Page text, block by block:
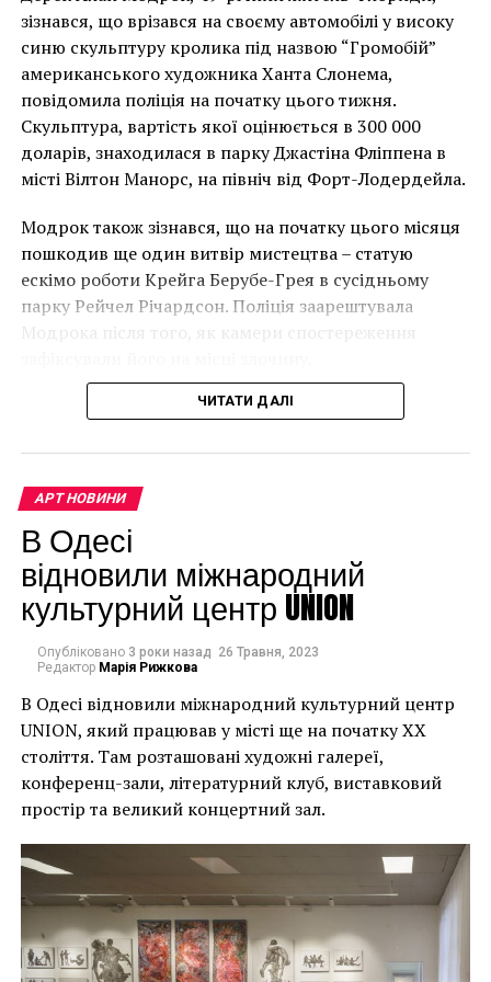
НАСТУПНА СТАТТЯ
Топ-25 самых любимых музеев в мире 2017
ПОПЕРЕДНЯ СТАТТЯ
Искусство исцеляет и… убивает
Чоловік позує під макетом чайки, яка ось-ось
накинеться на упаковку чіпсів – сюжет графіті, що
має ознаки вуличного художника Бенксі, на стіні в
Лоустофті на східному узбережжі Англії 8 серпня 2021
року. (Фото Джастіна Талліса / AFP)
В інтерв’ю “Таймс” пан Куттс сказав:
“Спочатку це було
неймовірно, але з
розвитком подій це
стало надзвичайно
впевнений, що Бенксі
усвідомлює
непередбачувані
наслідки для власників
будинків. Якби ми
могли повернути час
назад, ми б це
зробили”.
Хулігани, які намагалися зафарбувати мурал, злодії,
які відколювали зафарбовані фрагменти, щоб
продати їх у Facebook, тріщини в стіні та члени
окружної ради – це лише деякі з неприємностей, з
якими довелося зіткнутися Куттсам. Після крадіжки
їм довелося за власний кошт найняти охоронця,
який би наглядав за муралом вночі.
Єдиний вихід, кажуть Куттси, – це зняти 22-тонну
фреску, а для цього за останній місяць довелося
“зміцнити її 12 шарами смоли, скловолокна і
зізнався, що врізався на своєму автомобілі у високу
синю скульптуру кролика під назвою “Громобій”
американського художника Ханта Слонема,
повідомила поліція на початку цього тижня.
Скульптура, вартість якої оцінюється в 300 000
доларів, знаходилася в парку Джастіна Фліппена в
місті Вілтон Манорс, на північ від Форт-Лодердейла.
Модрок також зізнався, що на початку цього місяця
пошкодив ще один витвір мистецтва – статую
ескімо роботи Крейга Берубе-Грея в сусідньому
парку Рейчел Річардсон. Поліція заарештувала
Модрока після того, як камери спостереження
ЧИТАТИ ДАЛІ
АРТ НОВИНИ
В Одесі
відновили міжнародний
культурний центр UNION
Опубліковано 3 роки назад 26 Травня, 2023
Редактор Марія Рижкова
В Одесі відновили міжнародний культурний центр
UNION, який працював у місті ще на початку XX
століття. Там розташовані художні галереї,
конференц-зали, літературний клуб, виставковий
простір та великий концертний зал.